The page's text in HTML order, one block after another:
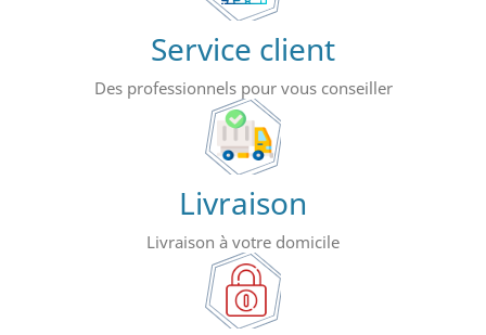
Service client
Des professionnels pour vous conseiller
Livraison
Livraison à votre domicile